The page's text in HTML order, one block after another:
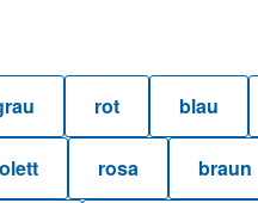
rot blau
rosa braun